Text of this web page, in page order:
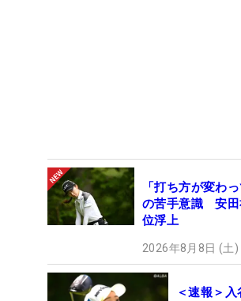
「打ち方が変わ
の苦手意識 安田
位浮上
2026年8月8日 (土)
＜速報＞